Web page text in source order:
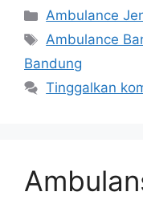
Kategori
Ambulance
Tag
Ambulance
Bandung
Tinggalkan